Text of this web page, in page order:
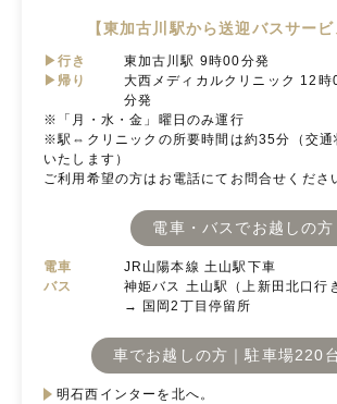
【東加古川駅から送迎バスサービ
▶行き
東加古川駅 9時00分発
▶帰り
大西メディカルクリニック 12
分発
※「月・水・金」曜日のみ運行
※駅⇔クリニックの所要時間は約35分（交通
いたします）
ご利用希望の方はお電話にてお問合せくださ
電車・バスでお越しの方
電車
JR山陽本線 土山駅下車
バス
神姫バス 土山駅（上新田北口行
→ 国岡2丁目停留所
車でお越しの方｜駐車場220
明石西インターを北へ。